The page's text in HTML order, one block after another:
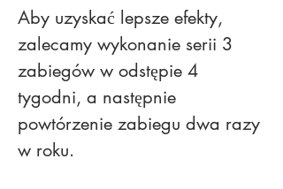
Aby uzyskać lepsze efekty,
zalecamy wykonanie serii 3
zabiegów w odstępie 4
tygodni, a następnie
powtórzenie zabiegu dwa razy
w roku.